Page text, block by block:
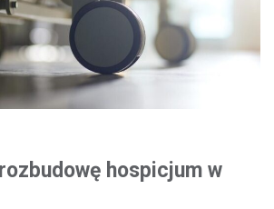
hospicjum w